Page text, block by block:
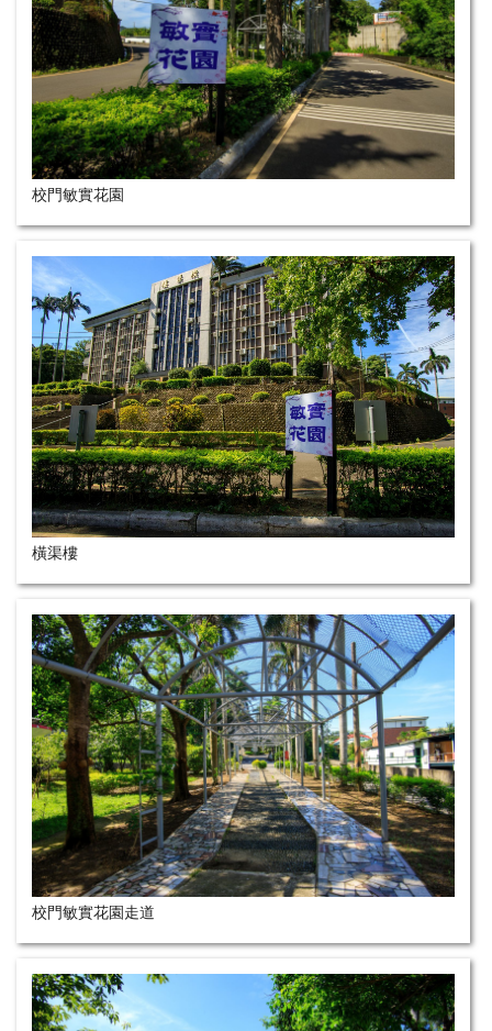
校門敏實花園
橫渠樓
校門敏實花園走道